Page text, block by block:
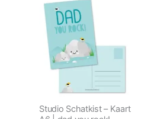
Studio Schatkist – Kaart